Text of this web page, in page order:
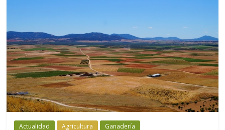
Actualidad Agricultura Ganadería